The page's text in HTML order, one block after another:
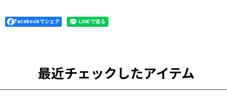
Facebookでシェア
最近チェックしたアイテム